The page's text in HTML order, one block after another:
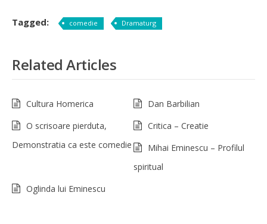
Tagged: comedie Dramaturg
Related Articles
Cultura Homerica
Dan Barbilian
O scrisoare pierduta,
Demonstratia ca este comedie
Critica – Creatie
Mihai Eminescu – Profilul
spiritual
Oglinda lui Eminescu